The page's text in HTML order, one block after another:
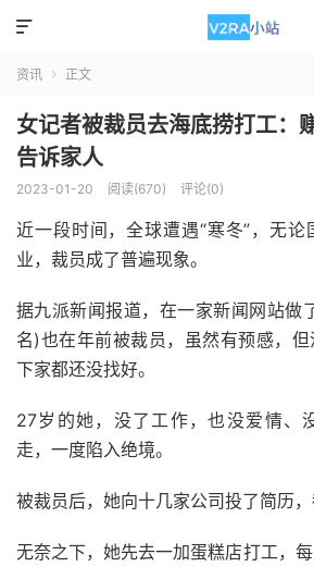

资讯  正文
女记者被裁员去海底捞打工：
告诉家人
2023-01-20 阅读(670) 评论(0)
近一段时间，全球遭遇“寒冬”，无
业，裁员成了普遍现象。
据九派新闻报道，在一家新闻网站做
名)也在年前被裁员，虽然有预感，但
下家都还没找好。
27岁的她，没了工作，也没爱情、
走，一度陷入绝境。
被裁员后，她向十几家公司投了简历，
无奈之下，她先去一加蛋糕店打工，